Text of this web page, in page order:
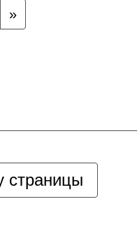
»
страницы